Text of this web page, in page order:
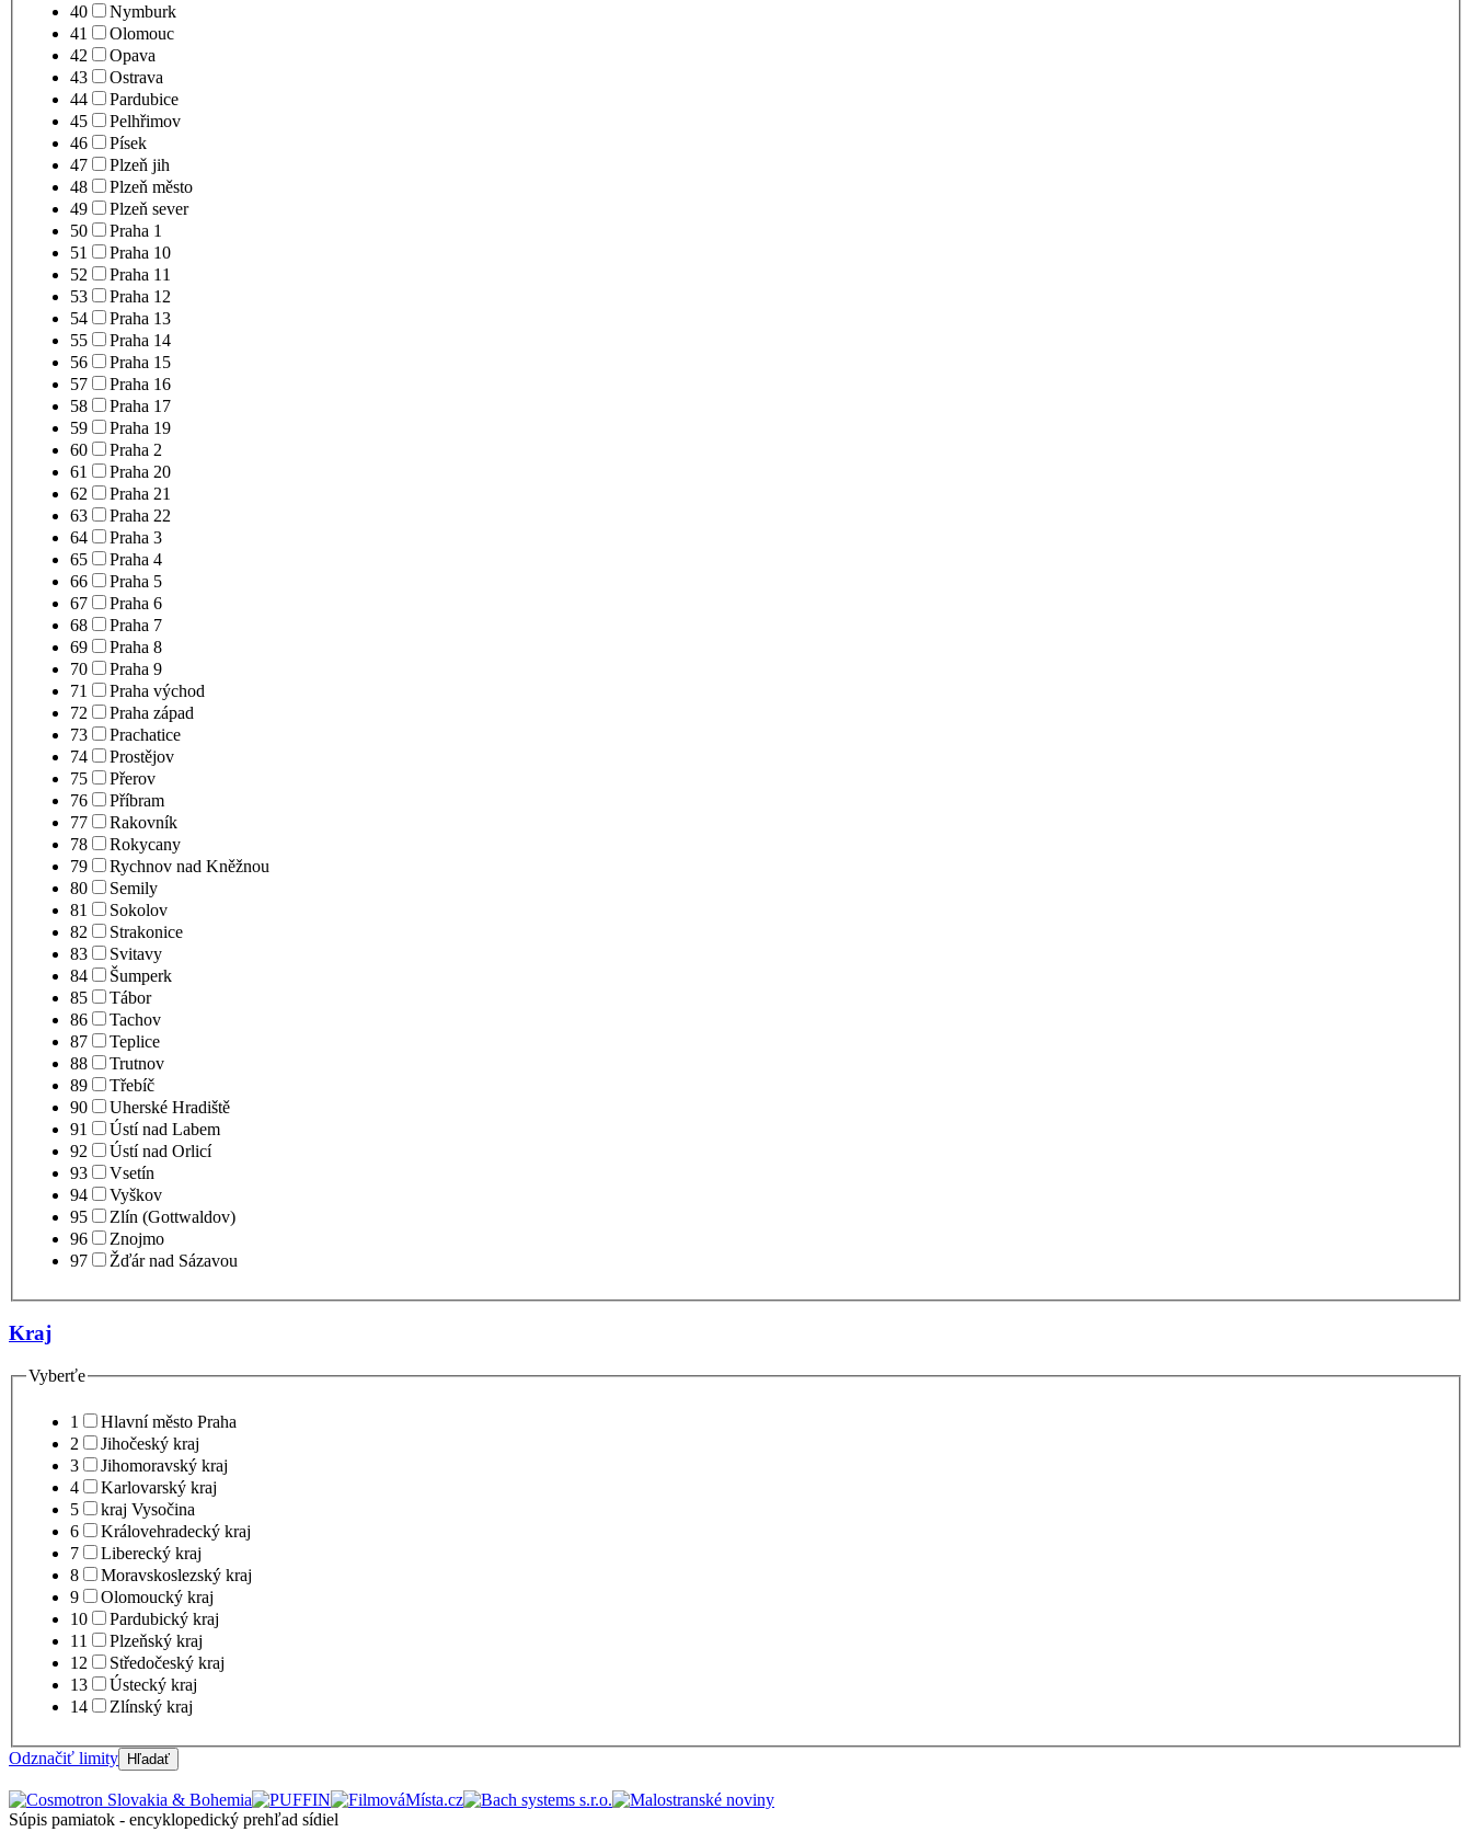
40
Nymburk
41
Olomouc
42
Opava
43
Ostrava
44
Pardubice
45
Pelhřimov
46
Písek
47
Plzeň jih
48
Plzeň město
49
Plzeň sever
50
Praha 1
51
Praha 10
52
Praha 11
53
Praha 12
54
Praha 13
55
Praha 14
56
Praha 15
57
Praha 16
58
Praha 17
59
Praha 19
60
Praha 2
61
Praha 20
62
Praha 21
63
Praha 22
64
Praha 3
65
Praha 4
66
Praha 5
67
Praha 6
68
Praha 7
69
Praha 8
70
Praha 9
71
Praha východ
72
Praha západ
73
Prachatice
74
Prostějov
75
Přerov
76
Příbram
77
Rakovník
78
Rokycany
79
Rychnov nad Kněžnou
80
Semily
81
Sokolov
82
Strakonice
83
Svitavy
84
Šumperk
85
Tábor
86
Tachov
87
Teplice
88
Trutnov
89
Třebíč
90
Uherské Hradiště
91
Ústí nad Labem
92
Ústí nad Orlicí
93
Vsetín
94
Vyškov
95
Zlín (Gottwaldov)
96
Znojmo
97
Žďár nad Sázavou
Kraj
Vyberťe
1
Hlavní město Praha
2
Jihočeský kraj
3
Jihomoravský kraj
4
Karlovarský kraj
5
kraj Vysočina
6
Královehradecký kraj
7
Liberecký kraj
8
Moravskoslezský kraj
9
Olomoucký kraj
10
Pardubický kraj
11
Plzeňský kraj
12
Středočeský kraj
13
Ústecký kraj
14
Zlínský kraj
Odznačiť limity Hľadať
Súpis pamiatok - encyklopedický prehľad sídiel